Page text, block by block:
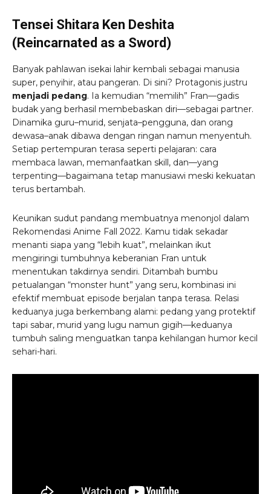
Tensei Shitara Ken Deshita
(Reincarnated as a Sword)
Banyak pahlawan isekai lahir kembali sebagai manusia
super, penyihir, atau pangeran. Di sini? Protagonis justru
menjadi pedang. Ia kemudian “memilih” Fran—gadis
budak yang berhasil membebaskan diri—sebagai partner.
Dinamika guru–murid, senjata–pengguna, dan orang
dewasa–anak dibawa dengan ringan namun menyentuh.
Setiap pertempuran terasa seperti pelajaran: cara
membaca lawan, memanfaatkan skill, dan—yang
terpenting—bagaimana tetap manusiawi meski kekuatan
terus bertambah.
Keunikan sudut pandang membuatnya menonjol dalam
Rekomendasi Anime Fall 2022. Kamu tidak sekadar
menanti siapa yang “lebih kuat”, melainkan ikut
mengiringi tumbuhnya keberanian Fran untuk
menentukan takdirnya sendiri. Ditambah bumbu
petualangan “monster hunt” yang seru, kombinasi ini
efektif membuat episode berjalan tanpa terasa. Relasi
keduanya juga berkembang alami: pedang yang protektif
tapi sabar, murid yang lugu namun gigih—keduanya
tumbuh saling menguatkan tanpa kehilangan humor kecil
sehari-hari.